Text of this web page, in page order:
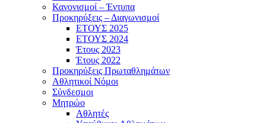
Κανονισμοί – Έντυπα
Προκηρύξεις – Διαγωνισμοί
ΕΤΟΥΣ 2025
ΕΤΟΥΣ 2024
Έτους 2023
Έτους 2022
Προκηρύξεις Πρωταθλημάτων
Αθλητικοί Νόμοι
Σύνδεσμοι
Μητρώο
Αθλητές